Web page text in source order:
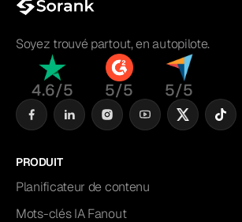
Soyez trouvé partout, en autopilote.
4.6/5 5/5 5/5
PRODUIT
Planificateur de contenu
Mots-clés IA Fanout